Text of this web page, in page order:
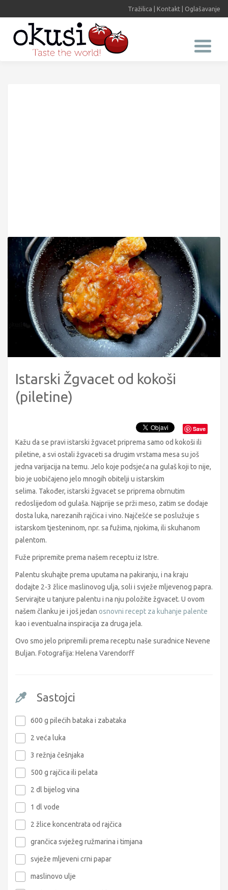
Tražilica Kontakt Oglašavanje
Istarski Žgvacet od kokoši
(piletine)
Save
Kažu da se pravi istarski žgvacet priprema samo od kokoši ili
piletine, a svi ostali žgvaceti sa drugim vrstama mesa su još
jedna varijacija na temu. Jelo koje podsjeća na gulaš koji to nije,
bio je uobičajeno jelo mnogih obitelji u istarskim
selima. Također, istarski žgvacet se priprema obrnutim
redoslijedom od gulaša. Najprije se prži meso, zatim se dodaje
dosta luka, narezanih rajčica i vino. Najčešće se poslužuje s
istarskom tjesteninom, npr. sa fužima, njokima, ili skuhanom
palentom.
Fuže pripremite prema našem receptu iz Istre.
Palentu skuhajte prema uputama na pakiranju, i na kraju
dodajte 2-3 žlice maslinovog ulja, soli i svježe mljevenog papra.
Servirajte u tanjure palentu i na nju položite žgvacet. U ovom
našem članku je i još jedan osnovni recept za kuhanje palente
kao i eventualna inspiracija za druga jela.
Ovo smo jelo pripremili prema receptu naše suradnice Nevene
Buljan. Fotografija: Helena Varendorff
Sastojci
600 g pilećih bataka i zabataka
2 veća luka
3 režnja češnjaka
500 g rajčica ili pelata
2 dl bijelog vina
1 dl vode
2 žlice koncentrata od rajčica
grančica svježeg ružmarina i timjana
svježe mljeveni crni papar
maslinovo ulje